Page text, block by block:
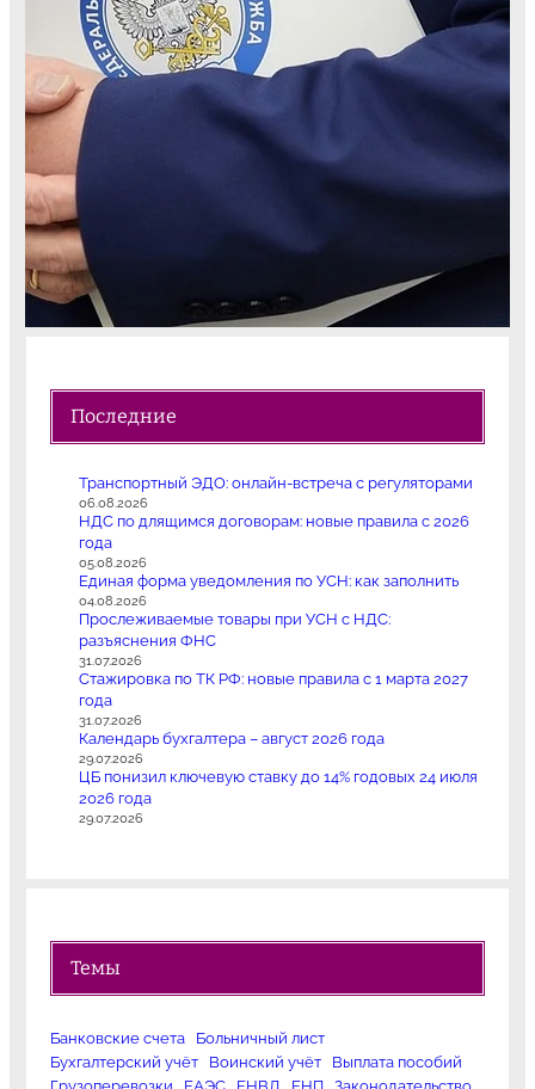
Последние
Транспортный ЭДО: онлайн-встреча с регуляторами
06.08.2026
НДС по длящимся договорам: новые правила с 2026
года
05.08.2026
Единая форма уведомления по УСН: как заполнить
04.08.2026
Прослеживаемые товары при УСН с НДС:
разъяснения ФНС
31.07.2026
Стажировка по ТК РФ: новые правила с 1 марта 2027
года
31.07.2026
Календарь бухгалтера – август 2026 года
29.07.2026
ЦБ понизил ключевую ставку до 14% годовых 24 июля
2026 года
29.07.2026
Темы
Банковские счета
Больничный лист
Бухгалтерский учёт
Воинский учёт
Выплата пособий